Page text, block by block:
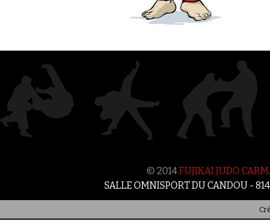
© 2014FUJIKAI JUDO
SALLE OMNISPORT DU CANDOU -